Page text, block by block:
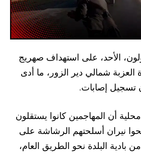
الأحد، على استهداف صهريج
شمالي دير الزور، ما أدى
تسجيل إصابات.
أن المهاجمين كانوا يستقلون
نيران أسلحتهم الرشاشة على
بادية البلدة نحو الطريق العام،